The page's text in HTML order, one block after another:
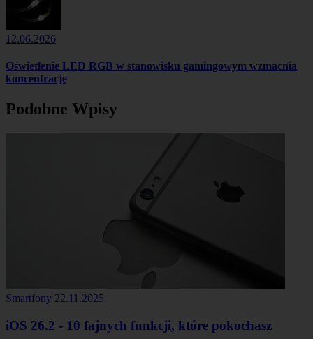
12.06.2026
Oświetlenie LED RGB w stanowisku gamingowym wzmacnia
koncentrację
Podobne Wpisy
Smartfony 22.11.2025
iOS 26.2 - 10 fajnych funkcji, które pokochasz